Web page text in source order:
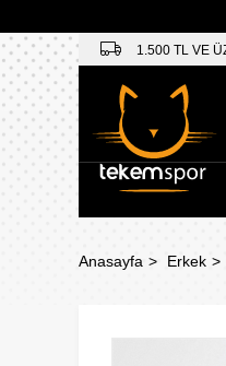
1.500 TL VE
Anasayfa Erkek